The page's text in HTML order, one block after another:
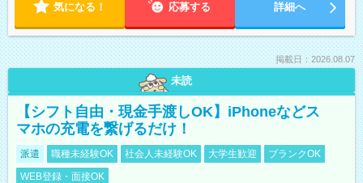
気になる！ 応募する 詳細へ
掲載日：2026.08.07
未読
【シフト自由・現金手渡しOK】iPhoneなどス
マホの充電を繋げるだけ！
派遣 職種未経験OK 社会人未経験OK 大学生歓迎
ブランクOK
WEB登録・面接OK